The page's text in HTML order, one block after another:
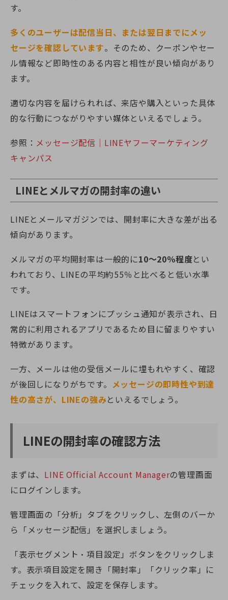
す。
多くのユーザーは配信当日、または翌日までにメッ
セージを確認しています。そのため、クーポンやセー
ル情報など即時性のある内容と相性が良い傾向があり
ます。
適切な内容を届けられれば、来店や購入といった具体
的な行動につながりやすい媒体といえるでしょう。
参照： メッセージ配信｜LINEヤフーマーケティング
キャンパス
LINEとメルマガの開封率の違い
LINEとメールマガジンでは、開封率に大きな差が出る
傾向があります。
メルマガの平均開封率は一般的に10〜20％程度とい
われており、LINEの平均約55％と比べると低い水準
です。
LINEはスマートフォンにプッシュ通知が表示され、日
常的に利用されるアプリであるため目に留まりやすい
特徴があります。
一方、メールは他の受信メールに埋もれやすく、確認
が後回しになりがちです。 メッセージの即時性や到達
性の高さが、LINEの強みといえるでしょう。
LINEの開封率の確認方法
まずは、 LINE Official Account Managerの管理画面
にログインします。
管理画面の「分析」タブをクリックし、左側のバーか
ら「メッセージ配信」を選択しましょう。
「表示セグメント・項目設定」ボタンをクリックしま
す。表示項目設定を開き「開封率」「クリック率」に
チェックを入れて、設定を保存します。